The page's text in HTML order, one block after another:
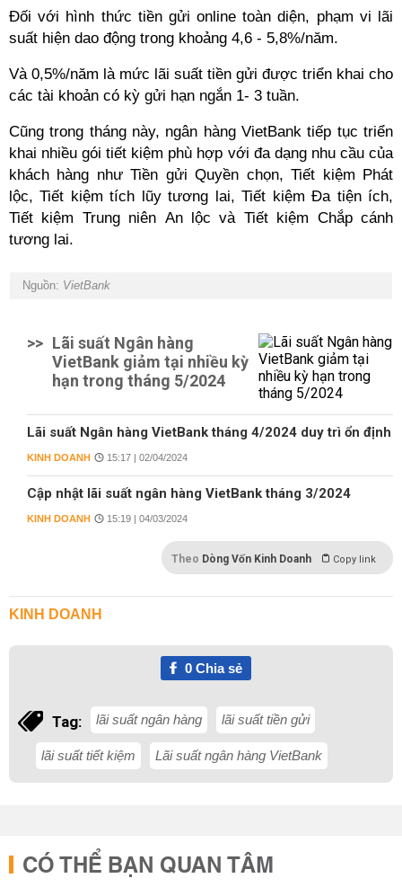
Đối với hình thức tiền gửi online toàn diện, phạm vi lãi
suất hiện dao động trong khoảng 4,6 - 5,8%/năm.
Và 0,5%/năm là mức lãi suất tiền gửi được triển khai cho
các tài khoản có kỳ gửi hạn ngắn 1- 3 tuần.
Cũng trong tháng này, ngân hàng VietBank tiếp tục triển
khai nhiều gói tiết kiệm phù hợp với đa dạng nhu cầu của
khách hàng như Tiền gửi Quyền chọn, Tiết kiệm Phát
lộc, Tiết kiệm tích lũy tương lai, Tiết kiệm Đa tiện ích,
Tiết kiệm Trung niên An lộc và Tiết kiệm Chắp cánh
tương lai.
Nguồn: VietBank
>> Lãi suất Ngân hàng
VietBank giảm tại nhiều kỳ
hạn trong tháng 5/2024
Lãi suất Ngân hàng VietBank tháng 4/2024 duy trì ổn định
KINH DOANH 15:17 | 02/04/2024
Cập nhật lãi suất ngân hàng VietBank tháng 3/2024
KINH DOANH 15:19 | 04/03/2024
Theo Dòng Vốn Kinh Doanh Copy link
KINH DOANH
0Chia sẻ
Tag: lãi suất ngân hàng lãi suất tiền gửi
lãi suất tiết kiệm Lãi suất ngân hàng VietBank
CÓ THỂ BẠN QUAN TÂM